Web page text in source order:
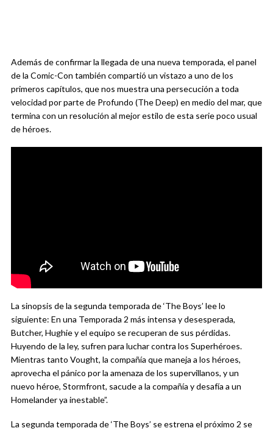
Además de confirmar la llegada de una nueva temporada, el panel
de la Comic-Con también compartió un vistazo a uno de los
primeros capítulos, que nos muestra una persecución a toda
velocidad por parte de Profundo (The Deep) en medio del mar, que
termina con un resolución al mejor estilo de esta serie poco usual
de héroes.
La sinopsis de la segunda temporada de ‘The Boys’ lee lo
siguiente: En una Temporada 2 más intensa y desesperada,
Butcher, Hughie y el equipo se recuperan de sus pérdidas.
Huyendo de la ley, sufren para luchar contra los Superhéroes.
Mientras tanto Vought, la compañía que maneja a los héroes,
aprovecha el pánico por la amenaza de los supervillanos, y un
nuevo héroe, Stormfront, sacude a la compañía y desafía a un
Homelander ya inestable”.
La segunda temporada de ‘The Boys’ se estrena el próximo 2 se